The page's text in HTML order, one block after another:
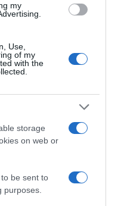
my
Use,
of my
with the
storage
on web or
be sent to
purposes.
reggelre hagyni.
rossz azzal a tudattal
a kezeink közül és
állandó takarításban,
is meg lehet oldani, és
együttlét.